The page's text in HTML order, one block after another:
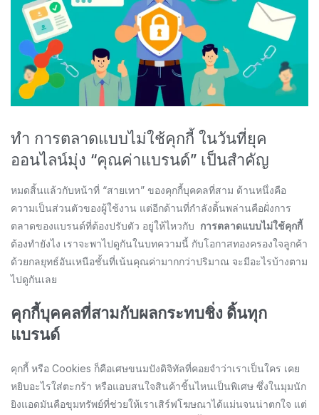
ทำ การตลาดแบบไม่ใช้คุกกี้ ในวันที่ยุค
ออนไลน์มุ่ง “คุณค่าแบรนด์” เป็นสำคัญ
หมดสิ้นแล้วกับหน้าที่ “สายเทา” ของคุกกี้บุคคลที่สาม ด้านหนึ่งคือ
ความเป็นส่วนตัวของผู้ใช้งาน แต่อีกด้านที่กำลังดิ้นพล่านคือฝั่งการ
ตลาดของแบรนด์ที่ต้องปรับตัว อยู่ให้ไหวกับ การตลาดแบบไม่ใช้คุกกี้
ต้องทำยังไง เราจะพาไปดูกันในบทความนี้ กับโอกาสทองครองใจลูกค้า
ด้วยกลยุทธ์อันเหนือชั้นที่เน้นคุณค่ามากกว่าปริมาณ จะมีอะไรบ้างตาม
ไปดูกันเลย
คุกกี้บุคคลที่สามกับผลกระทบชิ่ง ดิ้นทุก
แบรนด์
คุกกี้ หรือ Cookies ก็คือเศษขนมปังดิจิทัลที่คอยจำว่าเราเป็นใคร เคย
หยิบอะไรใส่ตะกร้า หรือแอบสนใจสินค้าชิ้นไหนเป็นพิเศษ ซึ่งในมุมนัก
ยิงแอดมันคือขุมทรัพย์ที่ช่วยให้เราเสิร์ฟโฆษณาได้แม่นจนน่าตกใจ แต่